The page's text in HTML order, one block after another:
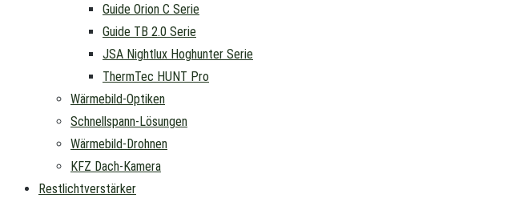
Guide Orion C Serie
Guide TB 2.0 Serie
JSA Nightlux Hoghunter Serie
ThermTec HUNT Pro
Wärmebild-Optiken
Schnellspann-Lösungen
Wärmebild-Drohnen
KFZ Dach-Kamera
Restlichtverstärker